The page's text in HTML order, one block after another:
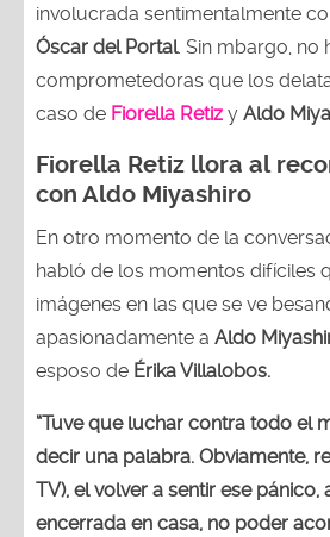
involucrada sentimentalmente
Óscar del Portal. Sin mbargo, no
comprometedoras que los
caso de Fiorella Retiz y Aldo
Fiorella Retiz llora al
con Aldo Miyashiro
En otro momento de la
habló de los momentos difíciles
imágenes en las que se ve
apasionadamente a Aldo
esposo de Érika Villalobos.
“Tuve que luchar contra todo el
decir una palabra. Obviamente,
TV), el volver a sentir ese pánico,
encerrada en casa, no poder